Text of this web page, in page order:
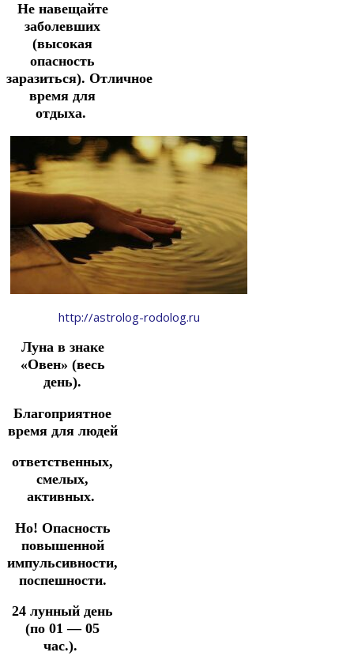
Не навещайте
заболевших
(высокая
опасность
заразиться). Отличное
время для
отдыха.
http://astrolog-rodolog.ru
Луна в знаке
«Овен» (весь
день).
Благоприятное
время для людей
ответственных,
смелых,
активных.
Но! Опасность
повышенной
импульсивности,
поспешности.
24 лунный день
(по 01 — 05
час.).